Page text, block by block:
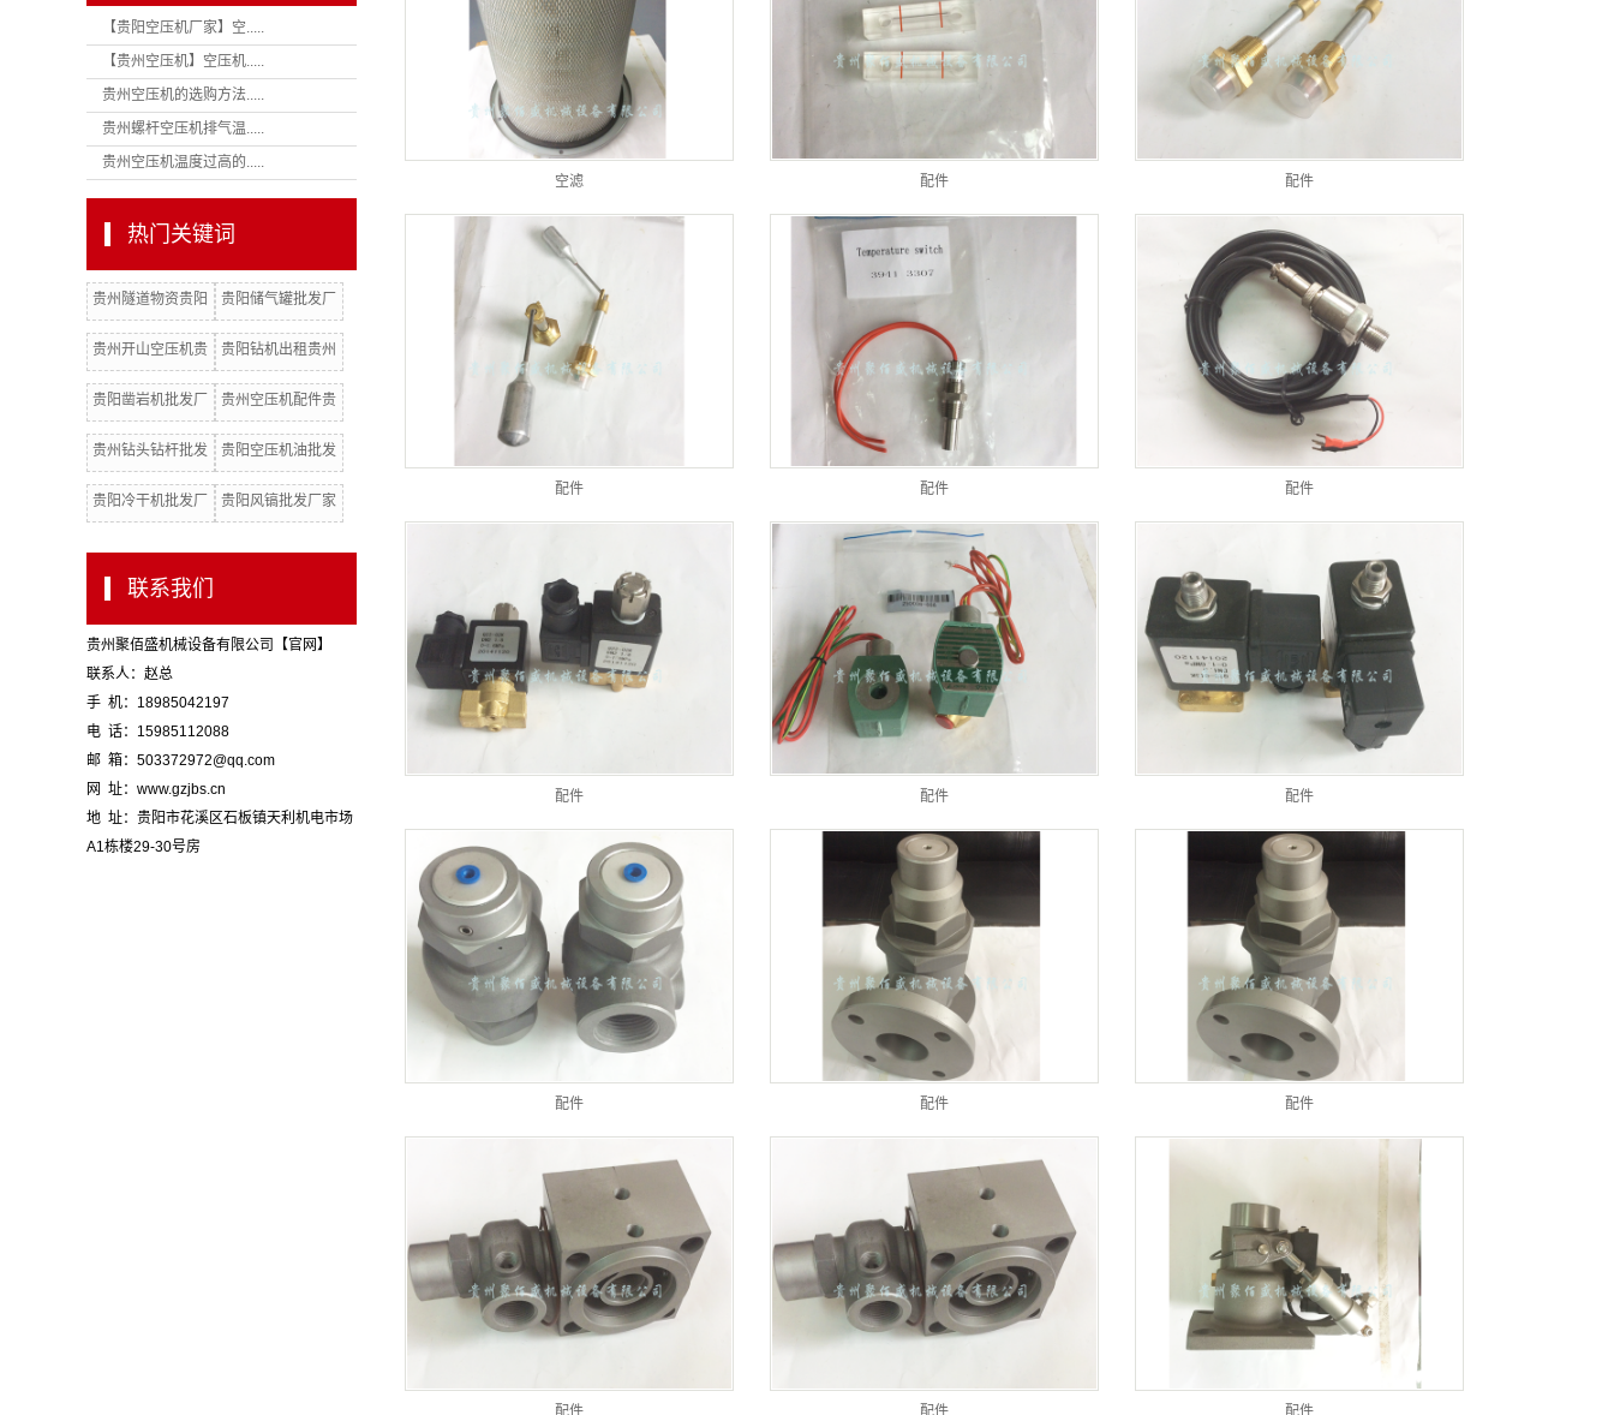
【贵阳空压机厂家】空.....
【贵州空压机】空压机.....
贵州空压机的选购方法.....
贵州螺杆空压机排气温.....
贵州空压机温度过高的.....
热门关键词
贵州隧道物资贵阳
隧道材料批发厂家
贵阳储气罐批发厂
家贵阳志高空压机
贵州开山空压机贵
阳开山空压机批发
贵阳钻机出租贵州
凿岩机贵阳活塞式
贵阳凿岩机批发厂
家贵阳凿岩机出租
贵州空压机配件贵
阳空压机配件批发
贵州钻头钻杆批发
厂家贵州空压机油
贵阳空压机油批发
厂家贵州冷干机贵
贵阳冷干机批发厂
贵阳风镐批发厂家
联系我们
贵州聚佰盛机械设备有限公司【官网】
联系人：赵总
手 机：18985042197
电 话：15985112088
邮 箱：503372972@qq.com
网 址：www.gzjbs.cn
地 址：贵阳市花溪区石板镇天利机电市场
A1栋楼29-30号房
空滤 配件 配件
配件 配件 配件
配件 配件 配件
配件 配件 配件
配件 配件 配件